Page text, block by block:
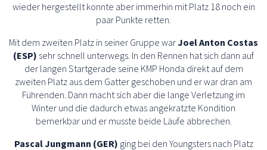
wieder hergestellt konnte aber immerhin mit Platz 18 noch ein
paar Punkte retten.
Mit dem zweiten Platz in seiner Gruppe warJoel Anton Costas
(ESP) sehr schnell unterwegs. In den Rennen hat sich dann auf
der langen Startgerade seine KMP Honda direkt auf dem
zweiten Platz aus dem Gatter geschoben und er war dran am
Führenden. Dann macht sich aber die lange Verletzung im
Winter und die dadurch etwas angekratzte Kondition
bemerkbar und er musste beide Läufe abbrechen.
Pascal Jungmann (GER) ging bei den Youngsters nach Platz